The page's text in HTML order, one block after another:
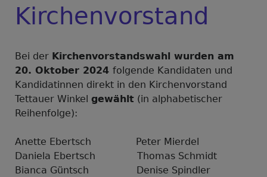
Kirchenvorstand
Bei der Kirchenvorstandswahl wurden am
20. Oktober 2024 folgende Kandidaten und
Kandidatinnen direkt in den Kirchenvorstand
Tettauer Winkel gewählt (in alphabetischer
Reihenfolge):
Anette Ebertsch Peter Mierdel
Daniela Ebertsch Thomas Schmidt
Bianca Güntsch Denise Spindler